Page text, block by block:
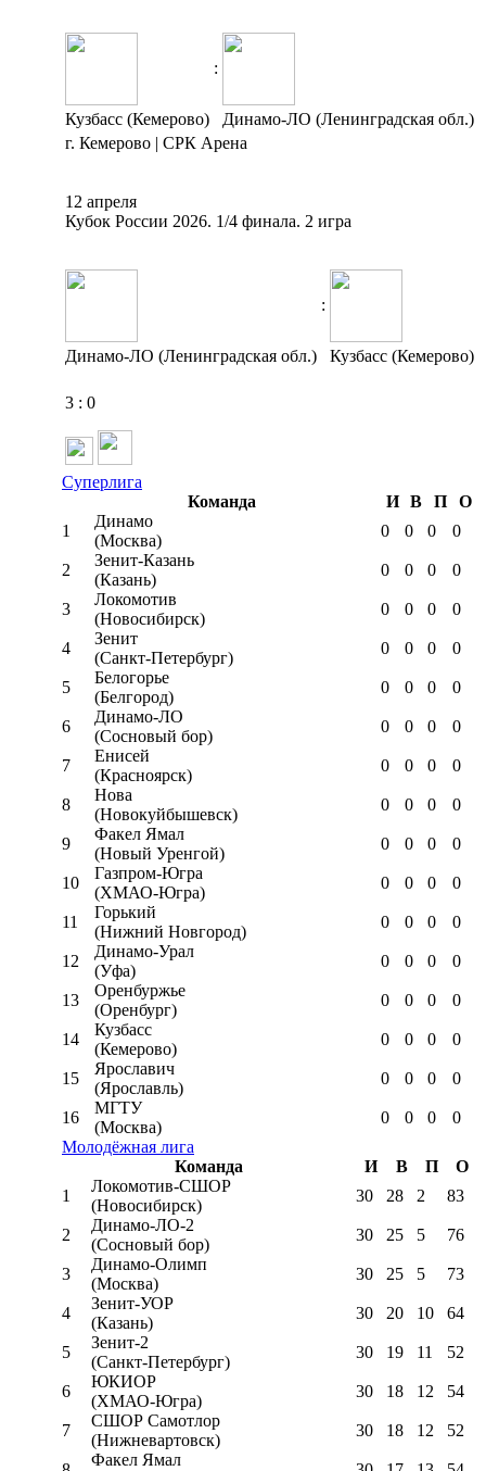
:
Кузбасс (Кемерово)
Динамо-ЛО (Ленинградская обл.)
г. Кемерово | СРК Арена
12 апреля
Кубок России 2026. 1/4 финала. 2 игра
:
Динамо-ЛО (Ленинградская обл.) Кузбасс (Кемерово)
3 : 0
Суперлига
Команда
И В П
О
1
Динамо
(Москва)
0 0 0 0
2
Зенит-Казань
(Казань)
0 0 0 0
3
Локомотив
(Новосибирск)
0 0 0 0
4
Зенит
(Санкт-Петербург)
0 0 0 0
5
Белогорье
(Белгород)
0 0 0 0
6
Динамо-ЛО
(Сосновый бор)
0 0 0 0
7
Енисей
(Красноярск)
0 0 0 0
8
Нова
(Новокуйбышевск)
0 0 0 0
9
Факел Ямал
(Новый Уренгой)
0 0 0 0
10
Газпром-Югра
(ХМАО-Югра)
0 0 0 0
11
Горький
(Нижний Новгород)
0 0 0 0
12
Динамо-Урал
(Уфа)
0 0 0 0
13
Оренбуржье
(Оренбург)
0 0 0 0
14
Кузбасс
(Кемерово)
0 0 0 0
15
Ярославич
(Ярославль)
0 0 0 0
16
МГТУ
(Москва)
0 0 0
0
Молодёжная лига
Команда
И В П
О
1
Локомотив-CШОР
(Новосибирск)
30 28 2 83
2
Динамо-ЛО-2
(Сосновый бор)
30 25 5 76
3
Динамо-Олимп
(Москва)
30 25 5 73
4
Зенит-УОР
(Казань)
30 20 10 64
5
Зенит-2
(Санкт-Петербург)
30 19 11 52
6
ЮКИОР
(ХМАО-Югра)
30 18 12 54
7
СШОР Самотлор
(Нижневартовск)
30 18 12 52
Факел Ямал